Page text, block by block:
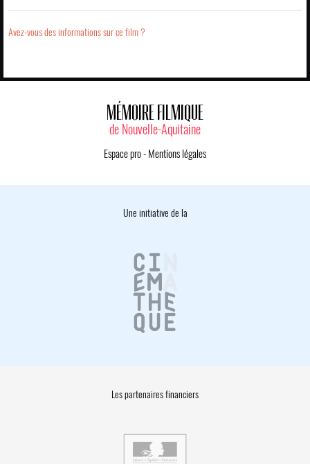
Avez-vous des informations sur ce film ?
MÉMOIRE FILMIQUE
de Nouvelle-Aquitaine
Espace pro- Mentions légales
Une initiative de la
Les partenaires financiers